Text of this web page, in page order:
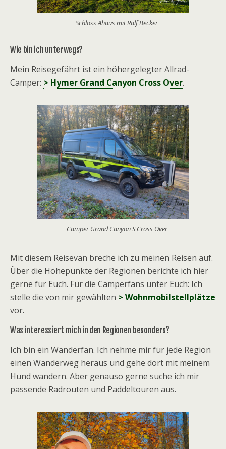
Schloss Ahaus mit Ralf Becker
Wie bin ich unterwegs?
Mein Reisegefährt ist ein höhergelegter Allrad-
Camper: > Hymer Grand Canyon Cross Over.
Camper Grand Canyon S Cross Over
Mit diesem Reisevan breche ich zu meinen Reisen auf.
Über die Höhepunkte der Regionen berichte ich hier
gerne für Euch. Für die Camperfans unter Euch: Ich
stelle die von mir gewählten > Wohnmobilstellplätze
vor.
Was interessiert mich in den Regionen besonders?
Ich bin ein Wanderfan. Ich nehme mir für jede Region
einen Wanderweg heraus und gehe dort mit meinem
Hund wandern. Aber genauso gerne suche ich mir
passende Radrouten und Paddeltouren aus.